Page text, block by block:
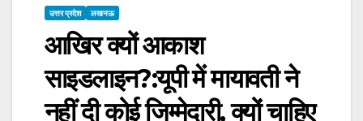
उत्तर प्रदेश लखनऊ
आखिर क्यों आकाश
साइडलाइन?:यूपी में मायावती ने
नहीं दी कोई जिम्मेदारी, क्यों चाहिए